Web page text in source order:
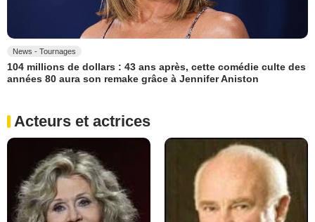
News - Tournages
104 millions de dollars : 43 ans après, cette comédie culte des
années 80 aura son remake grâce à Jennifer Aniston
Acteurs et actrices